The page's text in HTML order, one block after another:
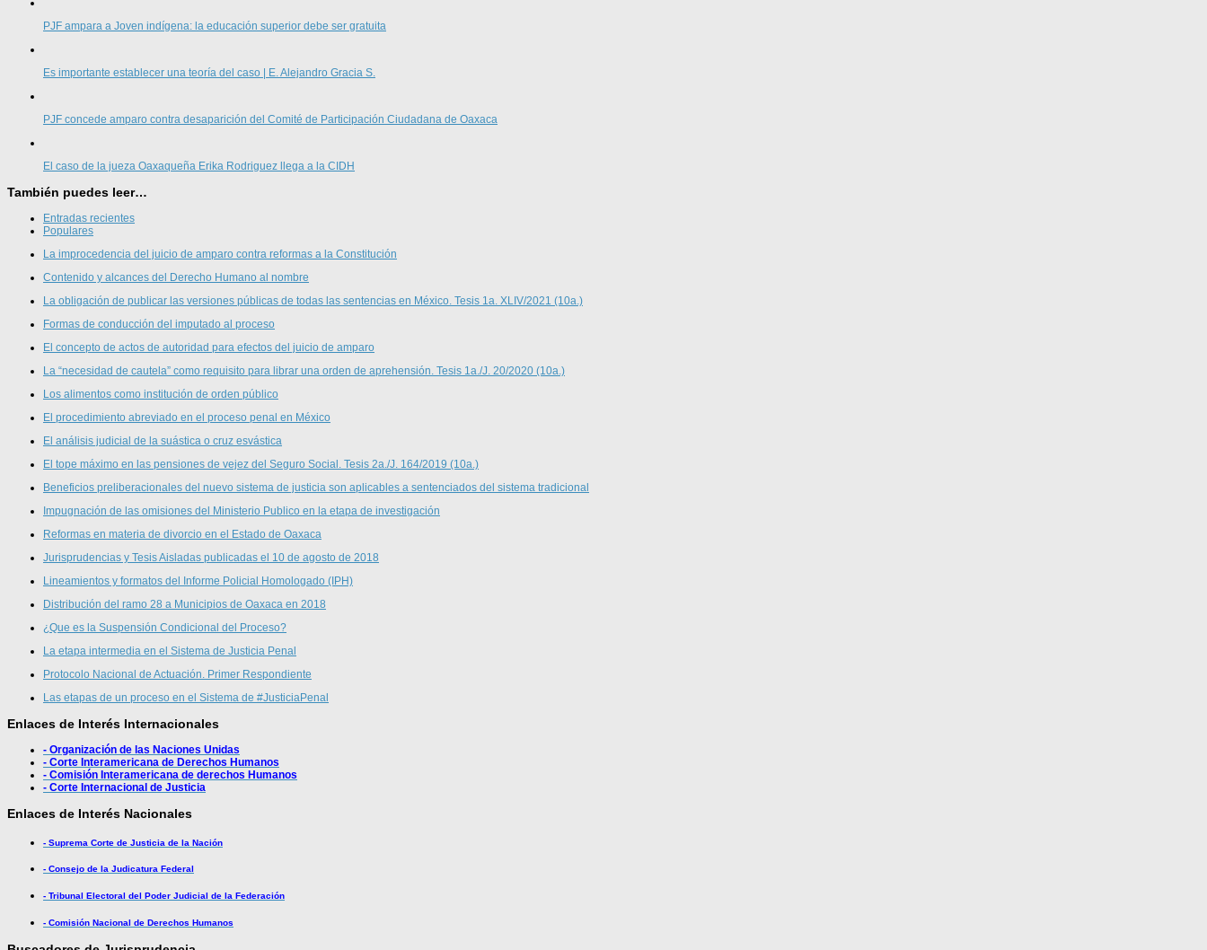
PJF ampara a Joven indígena: la educación superior debe ser gratuita
Es importante establecer una teoría del caso | E. Alejandro Gracia S.
PJF concede amparo contra desaparición del Comité de Participación Ciudadana de Oaxaca
El caso de la jueza Oaxaqueña Erika Rodriguez llega a la CIDH
También puedes leer…
Entradas recientes
Populares
La improcedencia del juicio de amparo contra reformas a la Constitución
Contenido y alcances del Derecho Humano al nombre
La obligación de publicar las versiones públicas de todas las sentencias en México. Tesis 1a. XLIV/2021 (10a.)
Formas de conducción del imputado al proceso
El concepto de actos de autoridad para efectos del juicio de amparo
La “necesidad de cautela” como requisito para librar una orden de aprehensión. Tesis 1a./J. 20/2020 (10a.)
Los alimentos como institución de orden público
El procedimiento abreviado en el proceso penal en México
El análisis judicial de la suástica o cruz esvástica
El tope máximo en las pensiones de vejez del Seguro Social. Tesis 2a./J. 164/2019 (10a.)
Beneficios preliberacionales del nuevo sistema de justicia son aplicables a sentenciados del sistema tradicional
Impugnación de las omisiones del Ministerio Publico en la etapa de investigación
Reformas en materia de divorcio en el Estado de Oaxaca
Jurisprudencias y Tesis Aisladas publicadas el 10 de agosto de 2018
Lineamientos y formatos del Informe Policial Homologado (IPH)
Distribución del ramo 28 a Municipios de Oaxaca en 2018
¿Que es la Suspensión Condicional del Proceso?
La etapa intermedia en el Sistema de Justicia Penal
Protocolo Nacional de Actuación. Primer Respondiente
Las etapas de un proceso en el Sistema de #JusticiaPenal
Enlaces de Interés Internacionales
- Organización de las Naciones Unidas
- Corte Interamericana de Derechos Humanos
- Comisión Interamericana de derechos Humanos
- Corte Internacional de Justicia
Enlaces de Interés Nacionales
- Suprema Corte de Justicia de la Nación
- Consejo de la Judicatura Federal
- Tribunal Electoral del Poder Judicial de la Federación
- Comisión Nacional de Derechos Humanos